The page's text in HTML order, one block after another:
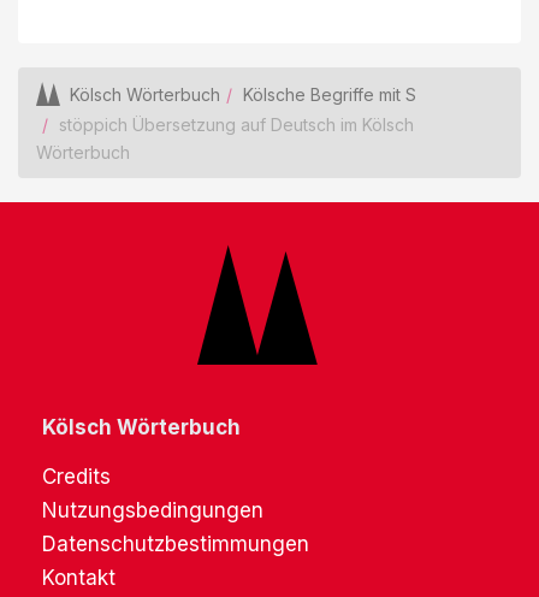
Kölsch Wörterbuch
Kölsche Begriffe mit S
stöppich Übersetzung auf Deutsch im Kölsch
Wörterbuch
Kölsch Wörterbuch
Credits
Nutzungsbedingungen
Datenschutzbestimmungen
Kontakt